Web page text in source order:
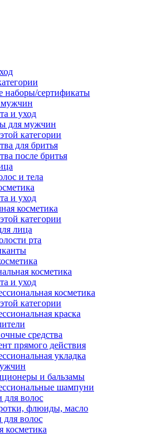
наборы/сертификаты
мужчин
и уход
для мужчин
категории
для бритья
после бритья
и тела
и уход
косметика
категории
лица
рта
косметика
и уход
косметика
категории
краска
средства
прямого действия
укладка
и бальзамы
шампуни
для волос
флюиды, масло
для волос
косметика